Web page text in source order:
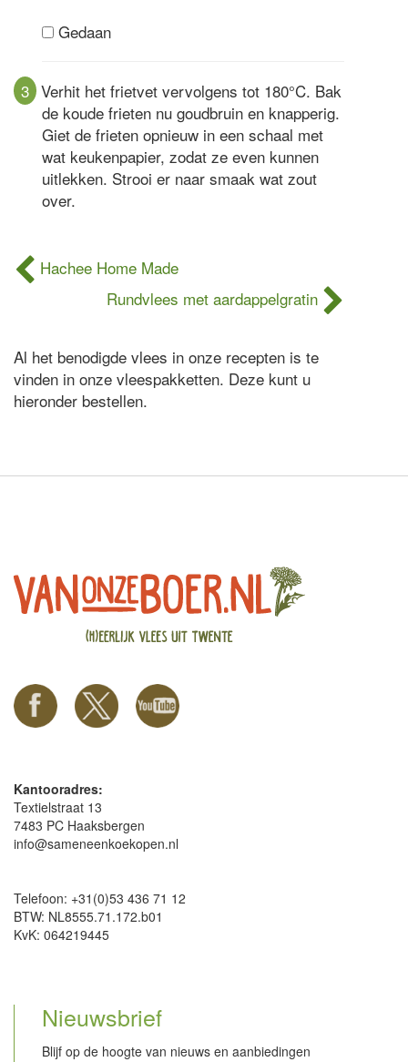
Gedaan
3 Verhit het frietvet vervolgens tot 180°C. Bak
de koude frieten nu goudbruin en knapperig.
Giet de frieten opnieuw in een schaal met
wat keukenpapier, zodat ze even kunnen
uitlekken. Strooi er naar smaak wat zout
over.
Hachee Home Made
Rundvlees met aardappelgratin
Al het benodigde vlees in onze recepten is te
vinden in onze vleespakketten. Deze kunt u
hieronder bestellen.
Kantooradres:
Textielstraat 13
7483 PC Haaksbergen
info@sameneenkoekopen.nl
Telefoon: +31(0)53 436 71 12
BTW: NL8555.71.172.b01
KvK: 064219445
Nieuwsbrief
Blijf op de hoogte van nieuws en aanbiedingen